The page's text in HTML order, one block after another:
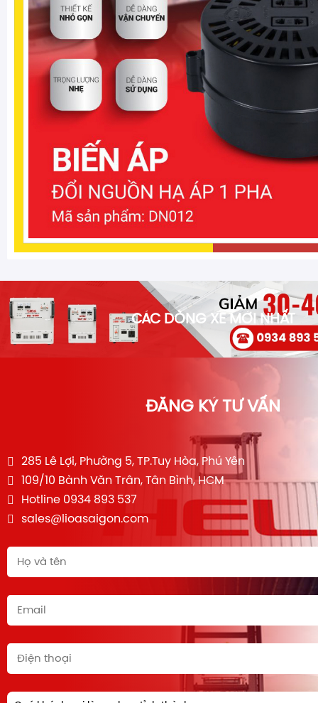
CÁC DÒNG XE MỚI NHẤT
ĐĂNG KÝ TƯ VẤN
285 Lê Lợi, Phường 5, TP.Tuy Hòa, Phú Yên
109/10 Bành Văn Trân, Tân Bình, HCM
Hotline 0934 893 537
sales@lioasaigon.com